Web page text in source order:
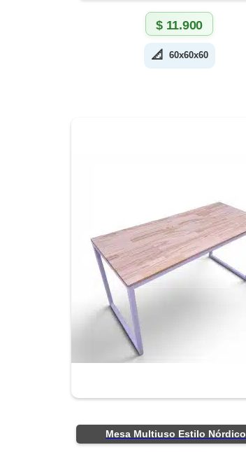
$ 11.900
📐 60x60x60
Mesa Multiuso Estilo Nórdico